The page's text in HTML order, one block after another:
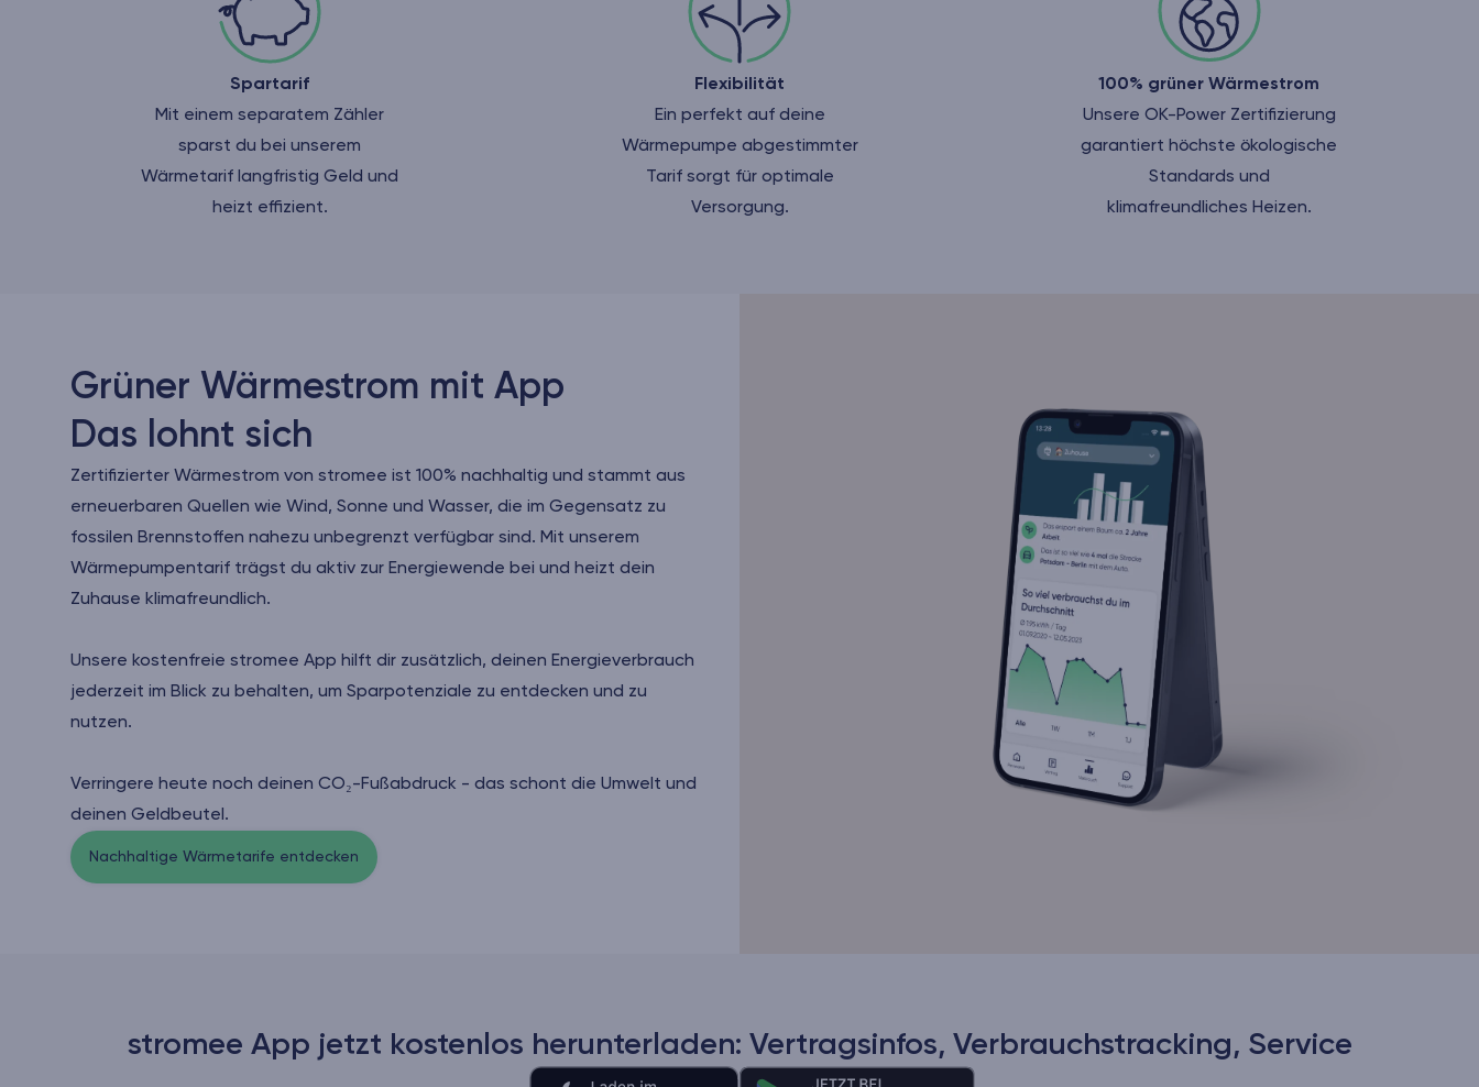
Spartarif
Mit einem separatem Zähler
sparst du bei unserem
Wärmetarif langfristig Geld und
heizt effizient.
Flexibilität
Ein perfekt auf deine
Wärmepumpe abgestimmter
Tarif sorgt für optimale
Versorgung.
100% grüner Wärmestrom
Unsere OK-Power Zertifizierung
garantiert höchste ökologische
Standards und
klimafreundliches Heizen.
Grüner Wärmestrom mit App
Das lohnt sich
Zertifizierter Wärmestrom von stromee ist 100% nachhaltig und stammt aus
erneuerbaren Quellen wie Wind, Sonne und Wasser, die im Gegensatz zu
fossilen Brennstoffen nahezu unbegrenzt verfügbar sind. Mit unserem
Wärmepumpentarif trägst du aktiv zur Energiewende bei und heizt dein
Zuhause klimafreundlich.
Unsere kostenfreie stromee App hilft dir zusätzlich, deinen Energieverbrauch
jederzeit im Blick zu behalten, um Sparpotenziale zu entdecken und zu
nutzen.
Verringere heute noch deinen CO₂-Fußabdruck - das schont die Umwelt und
deinen Geldbeutel.
Nachhaltige Wärmetarife entdecken
stromee App jetzt kostenlos herunterladen: Vertragsinfos, Verbrauchstracking, Service